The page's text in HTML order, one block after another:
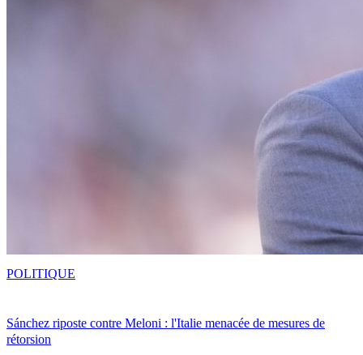
Sánchez riposte contre Meloni : l'Italie menacée de mesures de
rétorsion
POLITIQUE